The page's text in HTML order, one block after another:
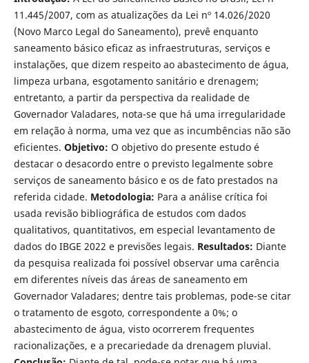
11.445/2007, com as atualizações da Lei nº 14.026/2020
(Novo Marco Legal do Saneamento), prevê enquanto
saneamento básico eficaz as infraestruturas, serviços e
instalações, que dizem respeito ao abastecimento de água,
limpeza urbana, esgotamento sanitário e drenagem;
entretanto, a partir da perspectiva da realidade de
Governador Valadares, nota-se que há uma irregularidade
em relação à norma, uma vez que as incumbências não são
eficientes. Objetivo: O objetivo do presente estudo é
destacar o desacordo entre o previsto legalmente sobre
serviços de saneamento básico e os de fato prestados na
referida cidade. Metodologia: Para a análise crítica foi
usada revisão bibliográfica de estudos com dados
qualitativos, quantitativos, em especial levantamento de
dados do IBGE 2022 e previsões legais. Resultados: Diante
da pesquisa realizada foi possível observar uma carência
em diferentes níveis das áreas de saneamento em
Governador Valadares; dentre tais problemas, pode-se citar
o tratamento de esgoto, correspondente a 0%; o
abastecimento de água, visto ocorrerem frequentes
racionalizações, e a precariedade da drenagem pluvial.